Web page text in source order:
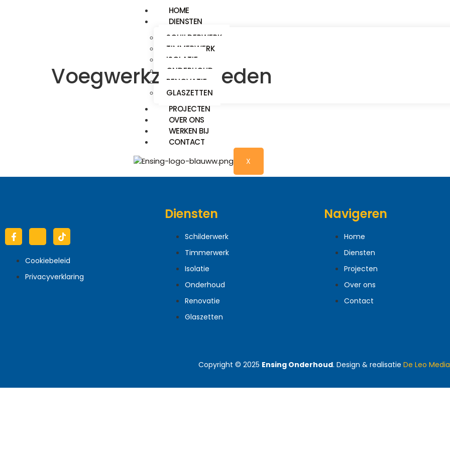
HOME
DIENSTEN
SCHILDERWERK
TIMMERWERK
ISOLATIE
ONDERHOUD
RENOVATIE
GLASZETTEN
PROJECTEN
OVER ONS
WERKEN BIJ
CONTACT
X
Voegwerkzaamheden
Cookiebeleid
Privacyverklaring
Diensten
Schilderwerk
Timmerwerk
Isolatie
Onderhoud
Renovatie
Glaszetten
Navigeren
Home
Diensten
Projecten
Over ons
Contact
Copyright © 2025 Ensing Onderhoud. Design & realisatie De Leo Media